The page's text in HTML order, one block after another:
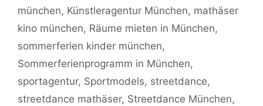
münchen, Künstleragentur München, mathäser
kino münchen, Räume mieten in München,
sommerferien kinder münchen,
Sommerferienprogramm in München,
sportagentur, Sportmodels, streetdance,
streetdance mathäser, Streetdance München,